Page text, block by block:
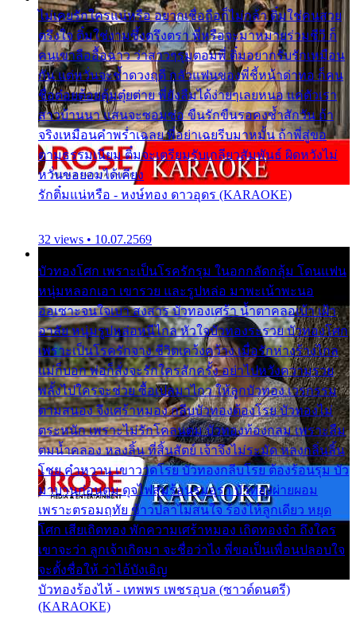
ไม่เคยรักใครแน่หรือ อยากเชื่อถือก็ไม่กล้า ติ๋มใช่คนสวย
ตรึงใจ ติ๋มใช่งามซึ้งตรึงตรา พี่หรือจะมาหมายร่วมชีวี ก็
คนเขาลืออื้อฉาว ว่าสาวๆรุมตอมพี่ ติ๋มอยากรับรักเหมือน
กัน แต่หวั่นจะช้ำดวงฤดี กลัวแฟนของพี่ชี้หน้าด่าทอ ก็คน
ชื่อต๋อยต้อยตุ้มตุ๋ยต่าย พี่ยังลืมได้ง่ายๆเลยหนอ แค่ตัวเรา
สาวบ้านนา แสนจะซอมซ่อ ขืนรักขืนรอคงช้ำสักวัน ถ้า
จริงเหมือนคำพร่ำเฉลย พี่อย่าเฉยรีบมาหมั้น ถ้าพี่สู่ขอ
ตามธรรมเนียม ติ๋มจะเตรียมรับเกลียวสัมพันธ์ ผิดหวังไม่
หวั่นขอยอมได้เคียง
รักติ๋มแน่หรือ - หงษ์ทอง ดาวอุดร (KARAOKE)
32 views • 10.07.2569
บัวทองโศก เพราะเป็นโรครักรุม ในอกกลัดกลุ้ม โดนแฟน
หนุ่มหลอกเอา เขารวย และรูปหล่อ มาพะเน้าพะนอ
ออเซาะจนใจเบา สงสาร บัวทองเศร้า น้ำตาคลอเบ้า เฝ้า
อาลัย หนุ่มรูปหล่อหนีไกล หัวใจบัวทองระรวย บัวทองโศก
เพราะเป็นโรครักจาง ชีวิตเคว้งคว้าง เมื่อรักห่างร้างไกล
แม่ก็บอก พ่อก็สั่งจะรักใครสักครั้ง อย่าไปหวังความรวย
พลั้งไปใครจะช่วย ซื้อเปลมาไกว ให้ลูกบัวทอง เวรกรรม
ตามสนอง จึงเศร้าหมอง กลีบบัวทองต้องโรย บัวทองไม่
ตระหนัก เพราะไม่รักโคลนตม บัวทองท้องกลม เพราะลืม
ตมน้ำคลอง หลงลิ้น ที่สิ้นสัตย์ เจ้าจึงไม่ระมัด หลงกลิ่นลิ้น
โชย คำหวาน เขาวาดโรย บัวทองกลีบโรย ต้องร้อนรุม บัว
มาบานก่อนตูม ดุจไฟสุมร้อนรุมอุรา บัวทองผ่ายผอม
เพราะตรอมฤทัย ข้าวปลาไม่สนใจ ร้องไห้ลูกเดียว หยุด
โศก เสียเถิดทอง พักความเศร้าหมอง เถิดทองจ๋า ถึงใคร
เขาจะว่า ลูกเจ้าเกิดมา จะชื่อว่าไง พี่ขอเป็นเพื่อนปลอบใจ
จะตั้งชื่อให้ ว่าไอ้บังเอิญ
บัวทองร้องไห้ - เทพพร เพชรอุบล (ซาวด์ดนตรี)
(KARAOKE)